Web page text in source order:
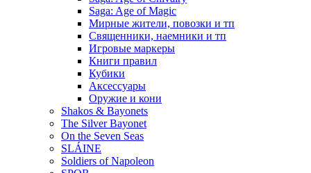
Saga: Age of Magic
Мирные жители, повозки и тп
Священники, наемники и тп
Игровые маркеры
Книги правил
Кубики
Аксессуары
Оружие и кони
Shakos & Bayonets
The Silver Bayonet
On the Seven Seas
SLÁINE
Soldiers of Napoleon